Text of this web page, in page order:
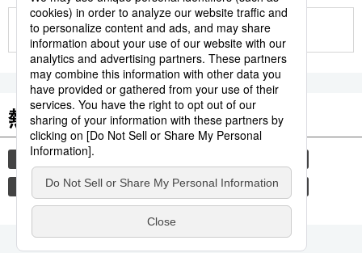
更多
熱門關鍵詞
文學 書訊
東野圭吾 直木賞 教育 禮儀 禮貌